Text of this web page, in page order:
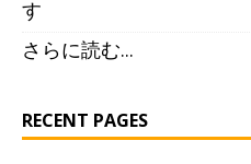
す
さらに読む...
RECENT PAGES